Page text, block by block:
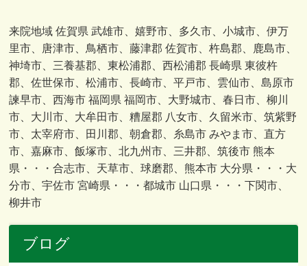
来院地域 佐賀県 武雄市、嬉野市、多久市、小城市、伊万
里市、唐津市、鳥栖市、藤津郡 佐賀市、杵島郡、鹿島市、
神埼市、三養基郡、東松浦郡、西松浦郡 長崎県 東彼杵
郡、佐世保市、松浦市、長崎市、平戸市、雲仙市、島原市
諫早市、西海市 福岡県 福岡市、大野城市、春日市、柳川
市、大川市、大牟田市、糟屋郡 八女市、久留米市、筑紫野
市、太宰府市、田川郡、朝倉郡、糸島市 みやま市、直方
市、嘉麻市、飯塚市、北九州市、三井郡、筑後市 熊本
県・・・合志市、天草市、球磨郡、熊本市 大分県・・・大
分市、宇佐市 宮崎県・・・都城市 山口県・・・下関市、
柳井市
ブログ